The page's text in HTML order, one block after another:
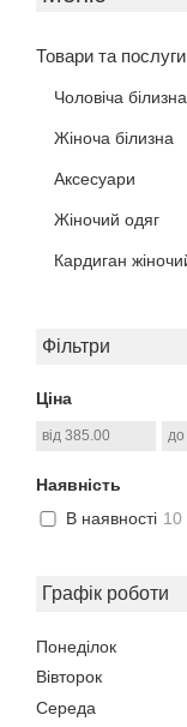
Товари та послуги
Чоловіча білизна
Жіноча білизна
Аксесуари
Жіночий одяг
Кардиган
Фільтри
Ціна
Наявність
В наявності 10
Графік роботи
Понеділок
Вівторок
Середа